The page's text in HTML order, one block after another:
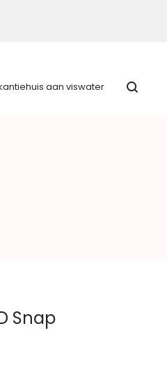
aan viswater
Snap